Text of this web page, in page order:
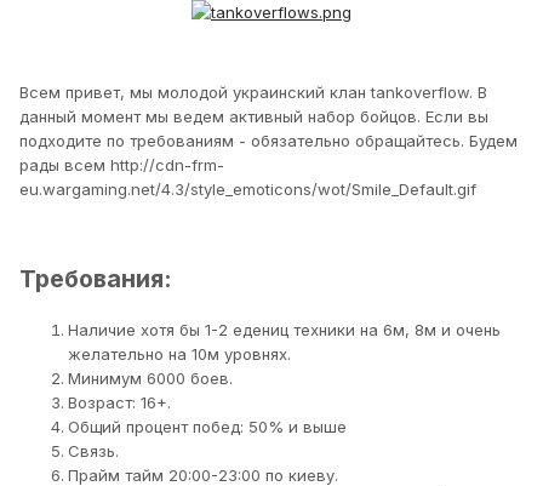
Всем привет, мы молодой украинский клан tankoverflow. В
данный момент мы ведем активный набор бойцов. Если вы
подходите по требованиям - обязательно обращайтесь. Будем
рады всем http://cdn-frm-
eu.wargaming.net/4.3/style_emoticons/wot/Smile_Default.gif
Требования:
Наличие хотя бы 1-2 едениц техники на 6м, 8м и очень
желательно на 10м уровнях.
Минимум 6000 боев.
Возраст: 16+.
Общий процент побед: 50% и выше
Связь.
Прайм тайм 20:00-23:00 по киеву.